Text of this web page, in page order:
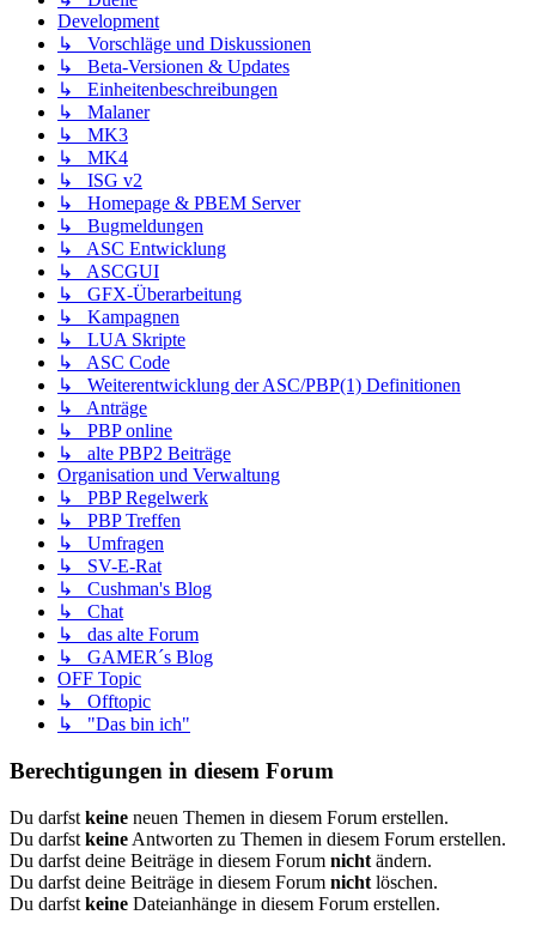
Development
↳ Vorschläge und Diskussionen
↳ Beta-Versionen & Updates
↳ Einheitenbeschreibungen
↳ Malaner
↳ MK3
↳ MK4
↳ ISG v2
↳ Homepage & PBEM Server
↳ Bugmeldungen
↳ ASC Entwicklung
↳ ASCGUI
↳ GFX-Überarbeitung
↳ Kampagnen
↳ LUA Skripte
↳ ASC Code
↳ Weiterentwicklung der ASC/PBP(1) Definitionen
↳ Anträge
↳ PBP online
↳ alte PBP2 Beiträge
Organisation und Verwaltung
↳ PBP Regelwerk
↳ PBP Treffen
↳ Umfragen
↳ SV-E-Rat
↳ Cushman's Blog
↳ Chat
↳ das alte Forum
↳ GAMER´s Blog
OFF Topic
↳ Offtopic
↳ "Das bin ich"
Berechtigungen in diesem Forum
Du darfst keine neuen Themen in diesem Forum erstellen.
Du darfst keine Antworten zu Themen in diesem Forum erstellen.
Du darfst deine Beiträge in diesem Forum nicht ändern.
Du darfst deine Beiträge in diesem Forum nicht löschen.
Du darfst keine Dateianhänge in diesem Forum erstellen.